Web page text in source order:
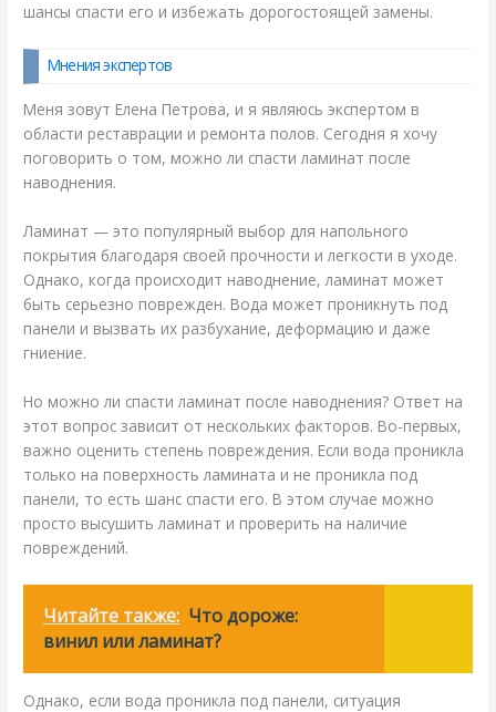
шансы спасти его и избежать дорогостоящей замены.
Мнения экспертов
Меня зовут Елена Петрова, и я являюсь экспертом в
области реставрации и ремонта полов. Сегодня я хочу
поговорить о том, можно ли спасти ламинат после
наводнения.
Ламинат — это популярный выбор для напольного
покрытия благодаря своей прочности и легкости в уходе.
Однако, когда происходит наводнение, ламинат может
быть серьезно поврежден. Вода может проникнуть под
панели и вызвать их разбухание, деформацию и даже
гниение.
Но можно ли спасти ламинат после наводнения? Ответ на
этот вопрос зависит от нескольких факторов. Во-первых,
важно оценить степень повреждения. Если вода проникла
только на поверхность ламината и не проникла под
панели, то есть шанс спасти его. В этом случае можно
просто высушить ламинат и проверить на наличие
повреждений.
Читайте также: Что дороже:
винил или ламинат?
Однако, если вода проникла под панели, ситуация